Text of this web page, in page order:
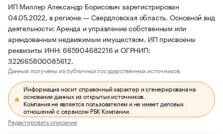
ИП Миллер Александр Борисович зарегистрирован
04.05.2022, в регионе — Свердловская область. Основной вид
деятельности: Аренда и управление собственным или
арендованным недвижимым имуществом. ИП присвоены
реквизиты ИНН: 665904682216 и ОГРНИП:
322665800085612.
Данные получены из публичных государственных источников.
Информация носит справочный характер и сгенерирована на
основании данных из открытых источников.
Компания не является пользователем и не имеет деловых
отношений с сервисом РБК Компании.
Редактировать описание